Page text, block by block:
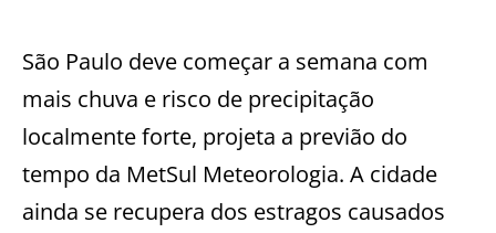
São Paulo deve começar a semana com
mais chuva e risco de precipitação
localmente forte, projeta a previão do
tempo da MetSul Meteorologia. A cidade
ainda se recupera dos estragos causados